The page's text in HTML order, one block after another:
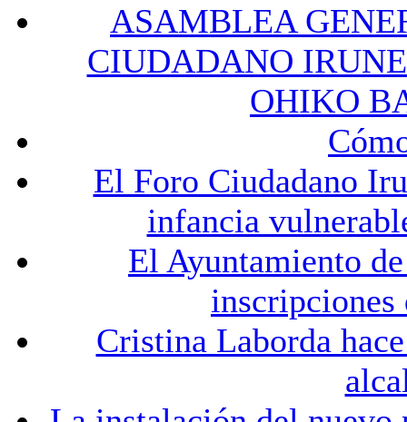
ASAMBLEA
CIUDADANO
OHIKO
El Foro Ciudadano
infancia
El Ayuntamiento
inscripciones
Cristina Laborda